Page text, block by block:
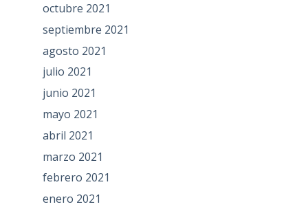
octubre 2021
septiembre 2021
agosto 2021
julio 2021
junio 2021
mayo 2021
abril 2021
marzo 2021
febrero 2021
enero 2021